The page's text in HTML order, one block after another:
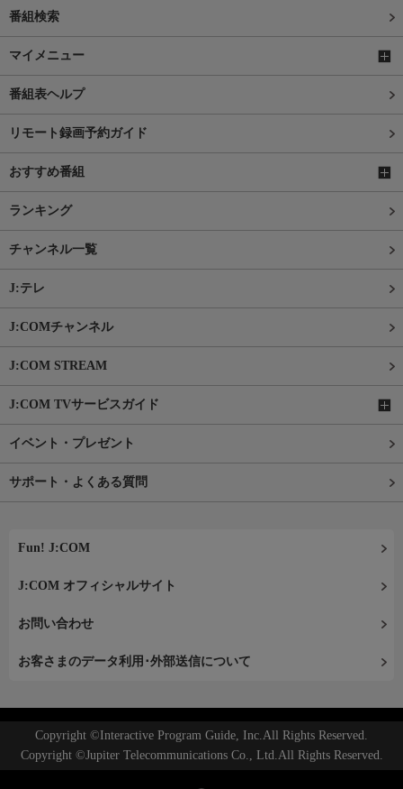
番組検索
マイメニュー
番組表ヘルプ
リモート録画予約ガイド
おすすめ番組
ランキング
チャンネル一覧
J:テレ
J:COMチャンネル
J:COM STREAM
J:COM TVサービスガイド
イベント・プレゼント
サポート・よくある質問
Fun! J:COM
J:COM オフィシャルサイト
お問い合わせ
お客さまのデータ利用･外部送信について
Copyright ©Interactive Program Guide, Inc.All Rights Reserved.
Copyright ©Jupiter Telecommunications Co., Ltd.All Rights Reserved.